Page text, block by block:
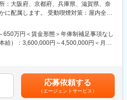
ら、医療営業として必要な知識まで、同
習得することが可能です。
と永年勤続報奨金や四半期一時金などの
まり、やりがいや努力がきちんと報われ
す。
専門職であるMR（医薬情報担当者）とし
ーカーの営業業務を担う
Organization）」で、多くの未経験者が
、市場では需要が高まり、希少性も増し
：大阪府、京都府、兵庫県、滋賀県、奈
受動喫煙対策：屋内全面
650万円＜賃金形態＞年俸制補足事項なし
給）：3,600,000円～4,500,000円＜月額
円（四半期に1回、10万円程度支給）※た
続勤務報奨金（3年勤務5万円支給、5年
す。賃金はあくまでも目安の金額であ
応募依頼する
（エージェントサービス）